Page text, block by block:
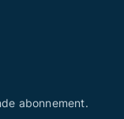
abonnement.